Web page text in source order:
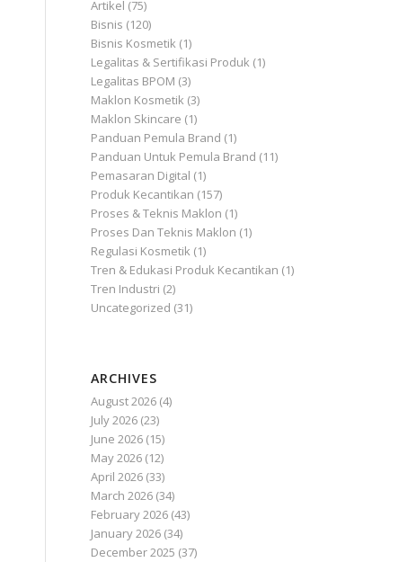
Artikel (75)
Bisnis (120)
Bisnis Kosmetik (1)
Legalitas & Sertifikasi Produk (1)
Legalitas BPOM (3)
Maklon Kosmetik (3)
Maklon Skincare (1)
Panduan Pemula Brand (1)
Panduan Untuk Pemula Brand (11)
Pemasaran Digital (1)
Produk Kecantikan (157)
Proses & Teknis Maklon (1)
Proses Dan Teknis Maklon (1)
Regulasi Kosmetik (1)
Tren & Edukasi Produk Kecantikan (1)
Tren Industri (2)
Uncategorized (31)
ARCHIVES
August 2026 (4)
July 2026 (23)
June 2026 (15)
May 2026 (12)
April 2026 (33)
March 2026 (34)
February 2026 (43)
January 2026 (34)
December 2025 (37)